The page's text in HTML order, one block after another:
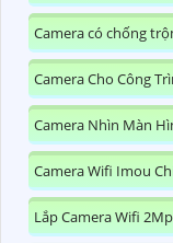
Camera có chống
Camera Cho Công
Camera Nhìn Màn
Camera Wifi Imou
Lắp Camera Wifi